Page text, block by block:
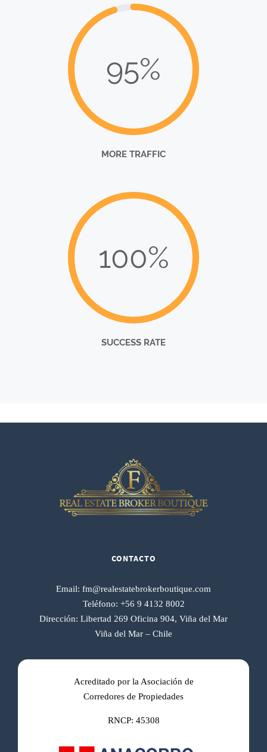
95%
MORE TRAFFIC
100%
SUCCESS RATE
CONTACTO
Email: fm@realestatebrokerboutique.com
Teléfono: +56 9 4132 8002
Dirección: Libertad 269 Oficina 904, Viña del Mar
Viña del Mar – Chile
Acreditado por la Asociación de
Corredores de Propiedades
RNCP: 45308